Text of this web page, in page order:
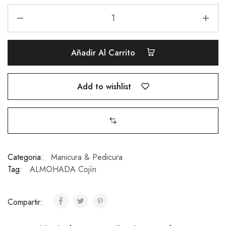
Añadir Al Carrito
Add to wishlist
Categoria:
Manicura & Pedicura
Tag:
ALMOHADA Cojín
Compartir: